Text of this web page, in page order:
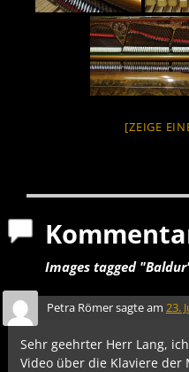
[ZEIGE
Images tagged
Petra Römersagte am 23.
Sehr geehrter Herr Lang,
Video über die Klaviere der